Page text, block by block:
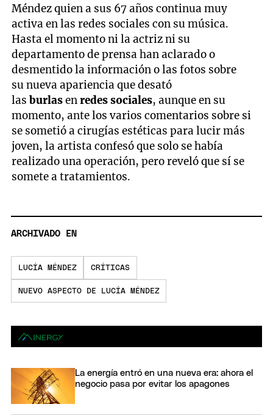
Méndez quien a sus 67 años continua muy
activa en las redes sociales con su música.
Hasta el momento ni la actriz ni su
departamento de prensa han aclarado o
desmentido la información o las fotos sobre
su nueva apariencia que desató
lasburlasenredes sociales, aunque en su
momento, ante los varios comentarios sobre si
se sometió a cirugías estéticas para lucir más
joven, la artista confesó que solo se había
realizado una operación, pero reveló que sí se
somete a tratamientos.
ARCHIVADO EN
LUCÍA MÉNDEZ CRÍTICAS
NUEVO ASPECTO DE LUCÍA MÉNDEZ
La energía entró en una nueva era: ahora el
negocio pasa por evitar los apagones